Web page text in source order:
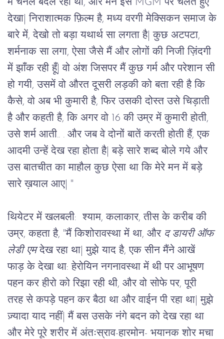
मैं चॅनेल बदल रही थी, और मैंने इसे MGM पर चलते हुए
देखा| निराशात्मक फ़िल्म है, मध्य वरगी मेक्सिकन समाज के
बारे में, देखो तो बड़ा यथार्थ सा लगता है| कुछ अटपटा,
शर्मनाक सा लगा, ऐसा जैसे मैं और लोगों की निजी ज़िंदगी
में झाँक रही हूँ| वो अंश जिसपर मैं कुछ गर्म और परेशान सी
हो गयी, उसमें वो औरत दूसरी लड़की को बता रही है कि
कैसे, वो अब भी कुमारी है, फिर उसकी दोस्त उसे चिड़ाती
है और कहती है, कि अगर वो 16 की उम्र में कुमारी होती,
उसे शर्म आती.. . और जब वे दोनों बातें करती होती हैं, एक
आदमी उन्हें देख रहा होता है| बड़े सारे शब्द बोले गये और
उस बातचीत का माहौल कुछ ऐसा था कि मेरे मन में बड़े
सारे ख़याल आए| "
थियेटर में खलबली: श्याम, कलाकार, तीस के करीब की
उम्र, कहता है, "मैं किशोरावस्था में था, और द डायरी ऑफ
लेडी एम देख रहा था मुझे याद है, एक सीन मैंने आखें
फाड़ के देखा था: हेरोयिन नगनावस्था में थी पर आभूषण
पहन कर हीरो को रिझा रही थी, और वो सोफे पर, पूरी
तरह से कपड़े पहन कर बैठा था और वाईन पी रहा था मुझे
ज़्यादा याद नहीं मैं बस उसके नंगे बदन को देख रहा था
और मेरे पूरे शरीर में अंतःस्राव-हारमोन- भयानक शोर मचा